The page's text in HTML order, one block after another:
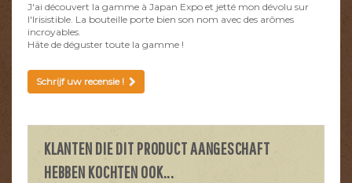
J'ai découvert la gamme à Japan Expo et jetté mon dévolu sur
l'Irisistible. La bouteille porte bien son nom avec des arômes
incroyables.
Hâte de déguster toute la gamme !
Schrijf uw recensie !
KLANTEN DIE DIT PRODUCT AANGESCHAFT
HEBBEN KOCHTEN OOK...